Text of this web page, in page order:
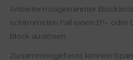
Anbietern sogenannter
schlimmsten Fall einen IP- oder
Block auslösen.
Zusammengefasst können